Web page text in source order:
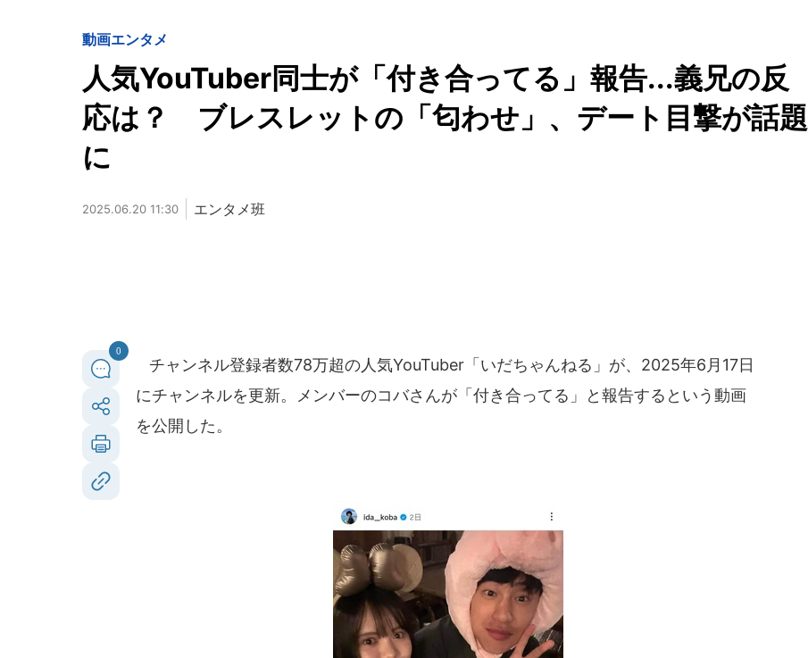
動画エンタメ
人気YouTuber同士が「付き合ってる」報告...義兄の反
応は？ ブレスレットの「匂わせ」、デート目撃が話題
に
2025.06.20 11:30 エンタメ班
0
チャンネル登録者数78万超の人気YouTuber「いだちゃんねる」が、2025年6月17日
にチャンネルを更新。メンバーのコバさんが「付き合ってる」と報告するという動画
を公開した。